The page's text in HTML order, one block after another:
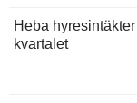
Heba
kvartalet